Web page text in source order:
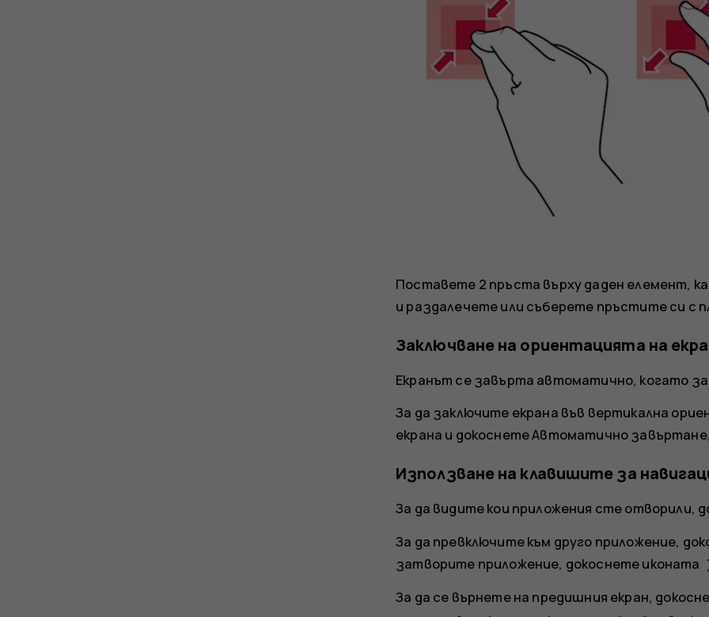
Поставете 2 пръста върху даден елемент,
и раздалечете или съберете пръстите си с
Заключване на ориентацията на
Екранът се завърта автоматично, когато
За да заключите екрана във вертикална
екрана и докоснетеАвтоматично завъртане
Използване на клавишите за
За да видите кои приложения сте отворили,
За да превключите към друго приложение,
затворите приложение, докоснете иконата
За да се върнете на предишния екран,